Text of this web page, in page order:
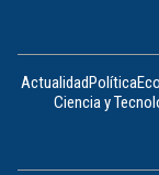
ActualidadPolítica
Ciencia y